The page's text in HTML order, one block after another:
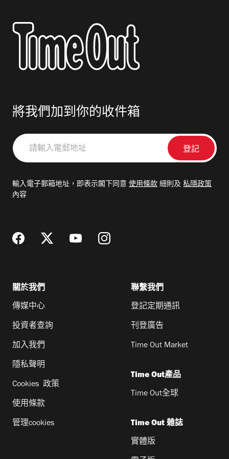
將我們加到你的收件箱
請
輸
郵
輸入電子郵箱地址，即表示閣下同意 使用條款 細則及 私隱政策
內容
關於我們
傳媒中心
投資者查詢
加入我們
隱私聲明
Cookies 政策
使用條款
管理cookies
聯繫我們
登記定期通訊
刊登廣告
Time Out Market
Time Out產品
Time Out全球
Time Out 雜誌
實體版